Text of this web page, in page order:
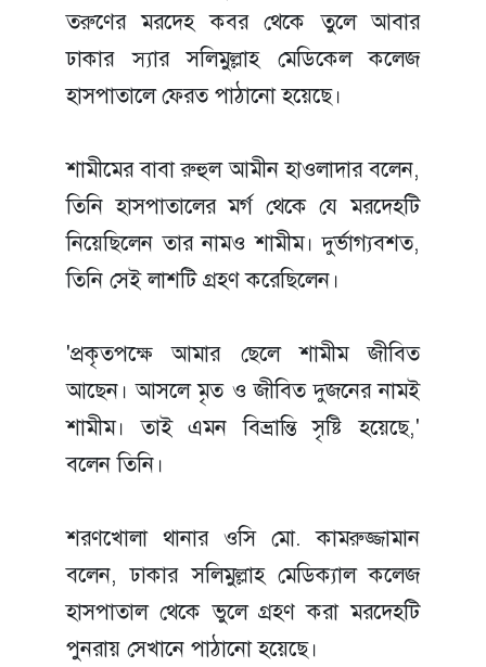
তরুণের মরদেহ কবর থেকে তুলে আবার
ঢাকার স্যার সলিমুল্লাহ মেডিকেল কলেজ
হাসপাতালে ফেরত পাঠানো হয়েছে।
শামীমের বাবা রুহুল আমীন হাওলাদার বলেন,
তিনি হাসপাতালের মর্গ থেকে যে মরদেহটি
নিয়েছিলেন তার নামও শামীম। দুর্ভাগ্যবশত,
তিনি সেই লাশটি গ্রহণ করেছিলেন।
'প্রকৃতপক্ষে আমার ছেলে শামীম জীবিত
আছেন। আসলে মৃত ও জীবিত দুজনের নামই
শামীম। তাই এমন বিভ্রান্তি সৃষ্টি হয়েছে,'
বলেন তিনি।
শরণখোলা থানার ওসি মো. কামরুজ্জামান
বলেন, ঢাকার সলিমুল্লাহ মেডিক্যাল কলেজ
হাসপাতাল থেকে ভুলে গ্রহণ করা মরদেহটি
পুনরায় সেখানে পাঠানো হয়েছে।